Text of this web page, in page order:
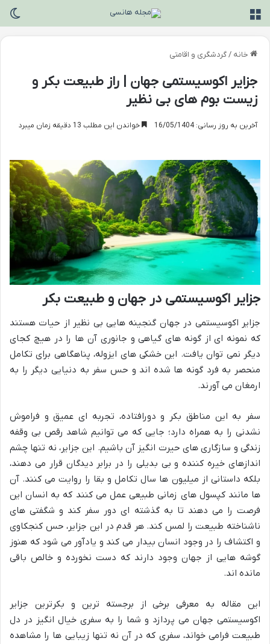
خانه /گردشگری و اقامتی
جزایر اکوسیستمی جهان | راز طبیعت بکر و
زیست بوم های بی نظیر
آخرین به روز رسانی: 16/05/1404 خواندن این مطلب 13 دقیقه زمان میبرد
جزایر اکوسیستمی در جهان و طبیعت بکر
جزایر اکوسیستمی در جهان گنجینه هایی بی نظیر از حیات هستند
که نمونه ای از گونه های گیاهی و جانوری آن ها را در هیچ کجای
دیگر نمی توان یافت. این خشکی های ایزوله، پناهگاهی برای تکامل
منحصر به فرد گونه ها شده اند و حس سفر به دنیایی دیگر را به
ارمغان می آورند.
سفر به این مناطق بکر و دورافتاده، تجربه ای عمیق و فراموش
نشدنی را به همراه دارد؛ جایی که می توانیم شاهد رقص بی وقفه
زندگی و سازگاری های حیرت انگیز آن باشیم. این جزایر، نه تنها چشم
اندازهای خیره کننده و بی بدیلی را در برابر دیدگان قرار می دهند،
بلکه داستانی از میلیون ها سال تکامل و بقا را روایت می کنند. آن
ها مانند کپسول های زمانی طبیعی عمل می کنند که به انسان این
فرصت را می دهند تا به گذشته ای دور سفر کند و شگفتی های
ناشناخته طبیعت را لمس کند. هر قدم در این جزایر، حس کنجکاوی
و اکتشاف را در وجود انسان بیدار می کند و یادآور می شود که هنوز
گوشه هایی از جهان وجود دارند که دست نخورده و خالص باقی
مانده اند.
این مقاله به معرفی برخی از برجسته ترین و بکرترین جزایر
اکوسیستمی جهان می پردازد و شما را به سفری خیال انگیز در دل
طبیعت فرامی خواند، سفری که در آن نه تنها زیبایی ها را مشاهده